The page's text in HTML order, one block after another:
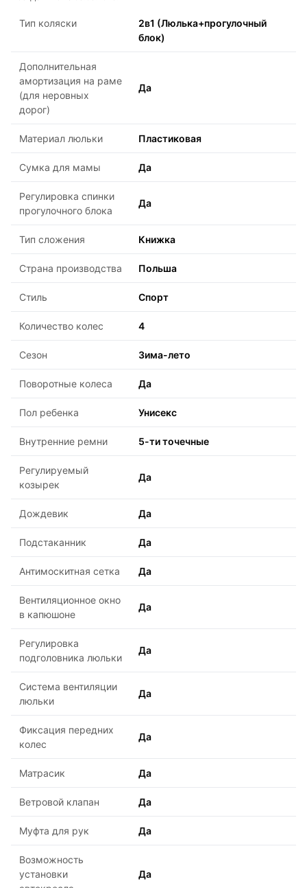
Тип коляски
2в1 (Люлька+прогулочный
блок)
Дополнительная
амортизация на раме
(для неровных
дорог)
Да
Материал люльки Пластиковая
Сумка для мамы Да
Регулировка спинки
прогулочного блока
Да
Тип сложения Книжка
Страна производства Польша
Стиль Спорт
Количество колес 4
Сезон Зима-лето
Поворотные колеса Да
Пол ребенка Унисекс
Внутренние ремни 5-ти точечные
Регулируемый
козырек
Да
Дождевик Да
Подстаканник Да
Антимоскитная сетка Да
Вентиляционное окно
в капюшоне
Да
Регулировка
подголовника люльки
Да
Система вентиляции
люльки
Да
Фиксация передних
колес
Да
Матрасик Да
Ветровой клапан Да
Муфта для рук Да
Возможность
установки
Да